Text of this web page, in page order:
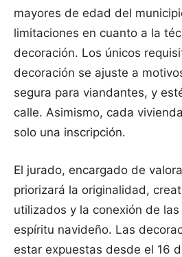
mayores de edad del
limitaciones en cuanto a la
decoración. Los únicos
decoración se ajuste a
segura para viandantes, y
calle. Asimismo, cada
solo una inscripción.
El jurado, encargado de
priorizará la originalidad,
utilizados y la conexión de
espíritu navideño. Las
estar expuestas desde el 16